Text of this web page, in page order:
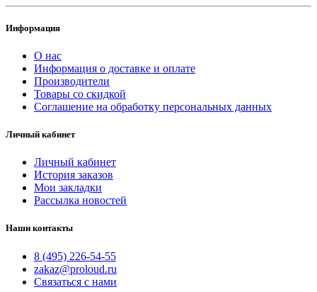
Информация
О нас
Информация о доставке и оплате
Производители
Товары со скидкой
Соглашение на обработку персональных данных
Личный кабинет
Личный кабинет
История заказов
Мои закладки
Рассылка новостей
Наши контакты
8 (495) 226-54-55
zakaz@proloud.ru
Связаться с нами